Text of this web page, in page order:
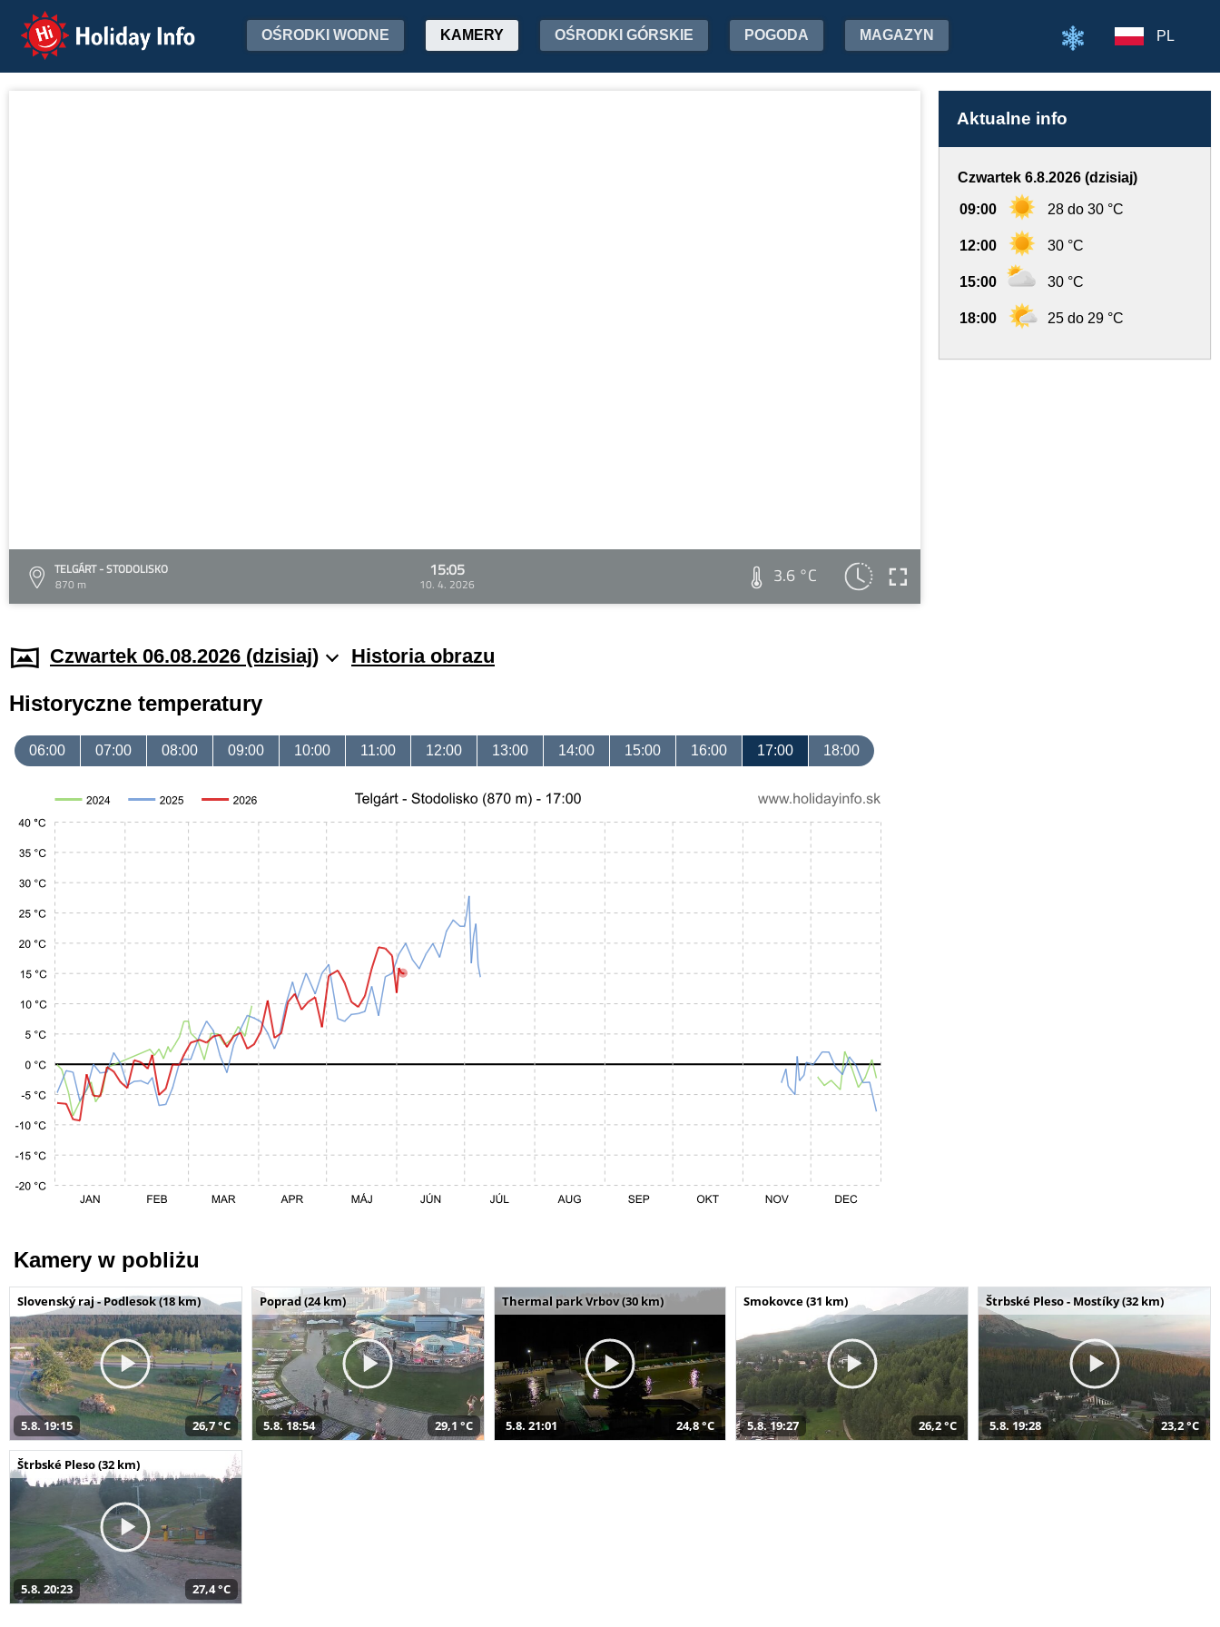
Holiday Info OŚRODKI WODNE KAMERY OŚRODKI GÓRSKIE POGODA MAGAZYN PL
TELGÁRT - STODOLISKO
870 m
15:05
10. 4. 2026 3.6 °C
Aktualne info
Czwartek 6.8.2026 (dzisiaj)
09:00 28 do 30 °C
12:00 30 °C
15:00 30 °C
18:00 25 do 29 °C
Czwartek 06.08.2026 (dzisiaj) Historia obrazu
Historyczne temperatury
06:00 07:00 08:00 09:00 10:00 11:00 12:00 13:00 14:00 15:00 16:00 17:00 18:00
Kamery w pobliżu
Slovenský raj - Podlesok (18 km)
5.8. 19:15 26,7 °C
Poprad (24 km)
5.8. 18:54 29,1 °C
Thermal park Vrbov (30 km)
5.8. 21:01 24,8 °C
Smokovce (31 km)
5.8. 19:27 26,2 °C
Štrbské Pleso - Mostíky (32 km)
5.8. 19:28 23,2 °C
Štrbské Pleso (32 km)
5.8. 20:23 27,4 °C